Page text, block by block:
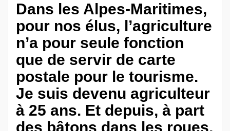
Dans les Alpes-Maritimes,
pour nos élus, l’agriculture
n’a pour seule fonction
que de servir de carte
postale pour le tourisme.
Je suis devenu agriculteur
à 25 ans. Et depuis, à part
des bâtons dans les roues,